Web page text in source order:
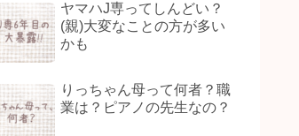
ヤマハJ専ってしんどい？
(親)大変なことの方が多い
かも
りっちゃん母って何者？職
業は？ピアノの先生なの？